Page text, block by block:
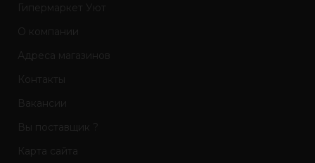
Гипермаркет Уют
О компании
Адреса магазинов
Контакты
Вакансии
Вы поставщик ?
Карта сайта